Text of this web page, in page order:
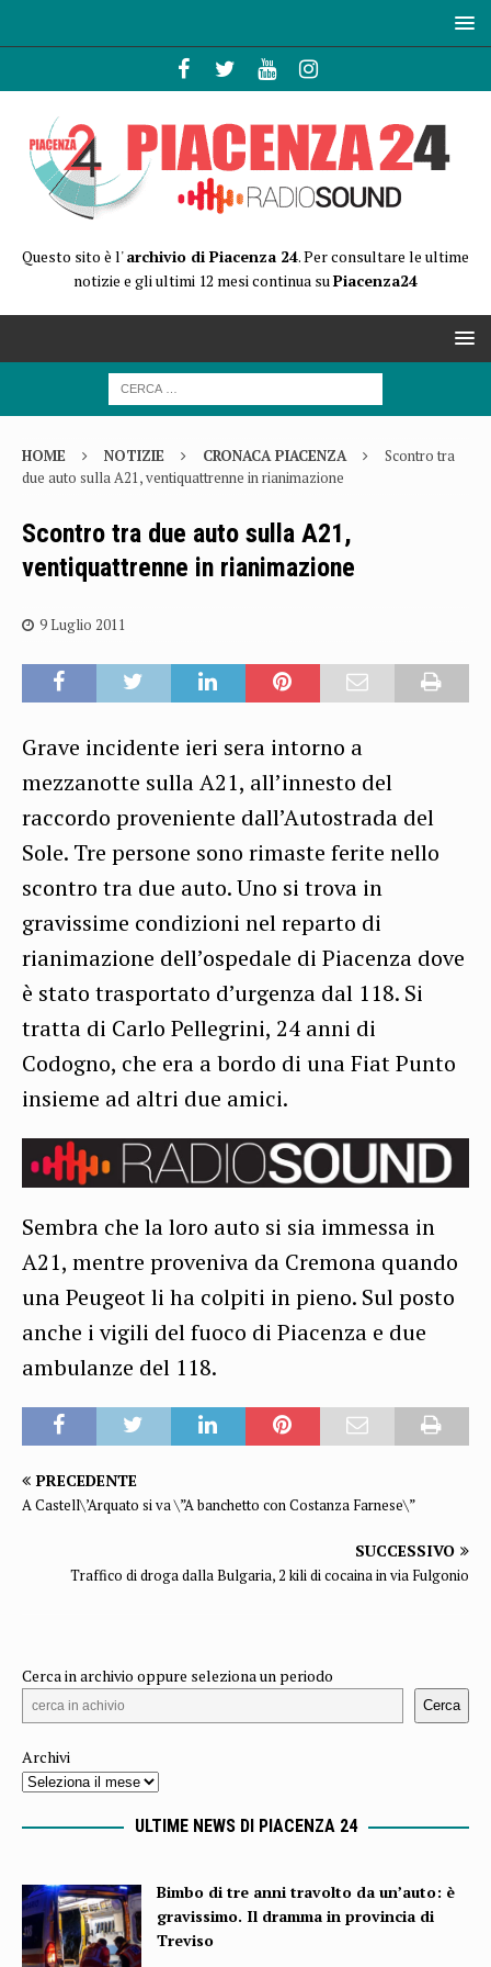
Questo sito è l'archivio di Piacenza 24. Per consultare le ultime
notizie e gli ultimi 12 mesi continua suPiacenza24
HOME NOTIZIE CRONACA PIACENZA
Scontro tra
due auto sulla A21, ventiquattrenne in rianimazione
Scontro tra due auto sulla A21,
ventiquattrenne in rianimazione
9 Luglio 2011
Grave incidente ieri sera intorno a
mezzanotte sulla A21, all’innesto del
raccordo proveniente dall’Autostrada del
Sole. Tre persone sono rimaste ferite nello
scontro tra due auto. Uno si trova in
gravissime condizioni nel reparto di
rianimazione dell’ospedale di Piacenza dove
è stato trasportato d’urgenza dal 118. Si
tratta di Carlo Pellegrini, 24 anni di
Codogno, che era a bordo di una Fiat Punto
insieme ad altri due amici.
Sembra che la loro auto si sia immessa in
A21, mentre proveniva da Cremona quando
una Peugeot li ha colpiti in pieno. Sul posto
anche i vigili del fuoco di Piacenza e due
ambulanze del 118.
PRECEDENTE
A Castell\’Arquato si va \”A banchetto con Costanza Farnese\”
SUCCESSIVO
Traffico di droga dalla Bulgaria, 2 kili di cocaina in via Fulgonio
Cerca in archivio oppure seleziona un periodo
Cerca
Archivi
ULTIME NEWS DI PIACENZA 24
Bimbo di tre anni travolto da un’auto: è
gravissimo. Il dramma in provincia di
Treviso